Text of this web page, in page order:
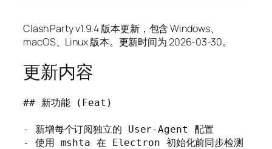
Clash Party v1.9.4 版本更新，包含 Windows、
macOS、Linux 版本。更新时间为 2026-03-30。
更新内容
## 新功能 (Feat)
- 新增每个订阅独立的 User-Agent 配置
- 使用 mshta 在 Electron 初始化前同步检测